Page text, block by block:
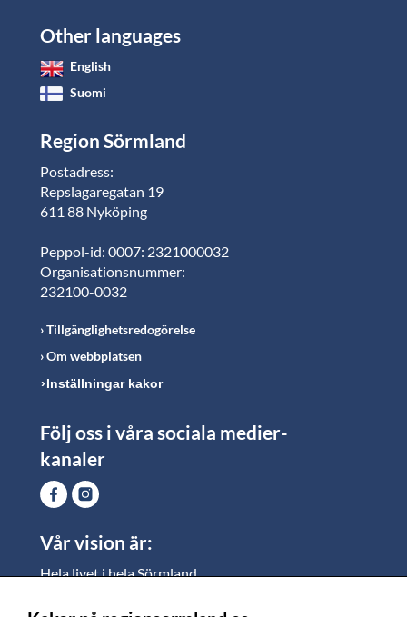
Other languages
English
Suomi
Region Sörmland
Postadress:
Repslagaregatan 19
611 88 Nyköping
Peppol-id: 0007: 2321000032
Organisationsnummer:
232100-0032
Tillgänglighetsredogörelse
Om webbplatsen
Inställningar kakor
Följ oss i våra sociala medier-
kanaler
Vår vision är:
Hela livet i hela Sörmland.
vi vill skapa jämlika möjligheter för både